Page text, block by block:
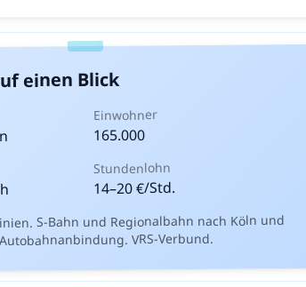
einen Blick
Einwohner
165.000
Stundenlohn
14–20€/Std.
S-Bahn und Regionalbahn nach Köln und
VRS-Verbund.